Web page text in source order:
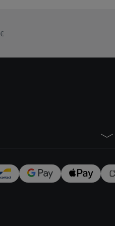
différents arguments de
informations sur la